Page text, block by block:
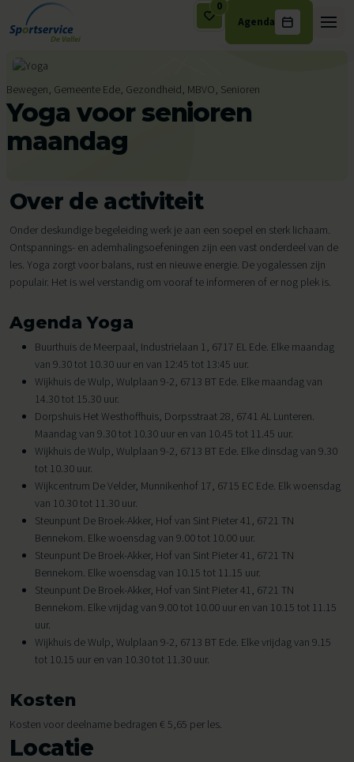
Ga naar de inhoud
0
Agenda
Bewegen, Gemeente Ede, Gezondheid, MBVO, Senioren
Yoga voor senioren
maandag
Over de activiteit
Onder deskundige begeleiding werk je aan een soepel en sterk lichaam.
Ontspannings- en ademhalingsoefeningen zijn een vast onderdeel van de
les. Yoga zorgt voor balans, rust en nieuwe energie. De yogalessen zijn
populair. Het is wel verstandig om vooraf te informeren of er nog plek is.
Agenda Yoga
Buurthuis de Meerpaal, Industrielaan 1, 6717 EL Ede. Elke maandag
van 9.30 tot 10.30 uur en van 12:45 tot 13:45 uur.
Wijkhuis de Wulp, Wulplaan 9-2, 6713 BT Ede. Elke maandag van
14.30 tot 15.30 uur.
Dorpshuis Het Westhoffhuis, Dorpsstraat 28, 6741 AL Lunteren.
Maandag van 9.30 tot 10.30 uur en van 10.45 tot 11.45 uur.
Wijkhuis de Wulp, Wulplaan 9-2, 6713 BT Ede. Elke dinsdag van 9.30
tot 10.30 uur.
Wijkcentrum De Velder, Munnikenhof 17, 6715 EC Ede. Elk woensdag
van 10.30 tot 11.30 uur.
Steunpunt De Broek-Akker, Hof van Sint Pieter 41, 6721 TN
Bennekom. Elke woensdag van 9.00 tot 10.00 uur.
Steunpunt De Broek-Akker, Hof van Sint Pieter 41, 6721 TN
Bennekom. Elke woensdag van 10.15 tot 11.15 uur.
Steunpunt De Broek-Akker, Hof van Sint Pieter 41, 6721 TN
Bennekom. Elke vrijdag van 9.00 tot 10.00 uur en van 10.15 tot 11.15
uur.
Wijkhuis de Wulp, Wulplaan 9-2, 6713 BT Ede. Elke vrijdag van 9.15
tot 10.15 uur en van 10.30 tot 11.30 uur.
Kosten
Kosten voor deelname bedragen € 5,65 per les.
Locatie